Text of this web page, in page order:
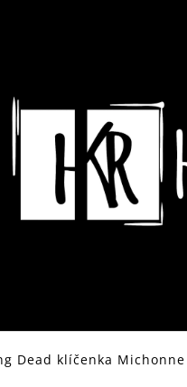
Dead klíčenka Michonne
CO POTŘEBUJETE